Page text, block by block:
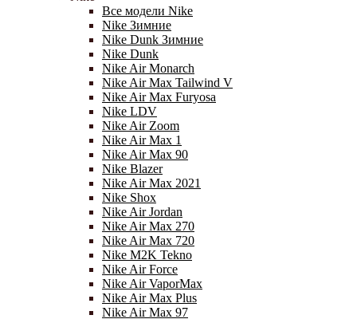
Все модели Nike
Nike Зимние
Nike Dunk Зимние
Nike Dunk
Nike Air Monarch
Nike Air Max Tailwind V
Nike Air Max Furyosa
Nike LDV
Nike Air Zoom
Nike Air Max 1
Nike Air Max 90
Nike Blazer
Nike Air Max 2021
Nike Shox
Nike Air Jordan
Nike Air Max 270
Nike Air Max 720
Nike M2K Tekno
Nike Air Force
Nike Air VaporMax
Nike Air Max Plus
Nike Air Max 97